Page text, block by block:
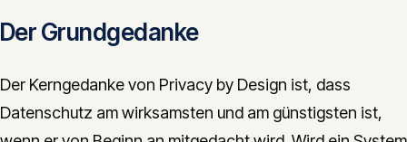
Der Grundgedanke
Der Kerngedanke von Privacy by Design ist, dass
Datenschutz am wirksamsten und am günstigsten ist,